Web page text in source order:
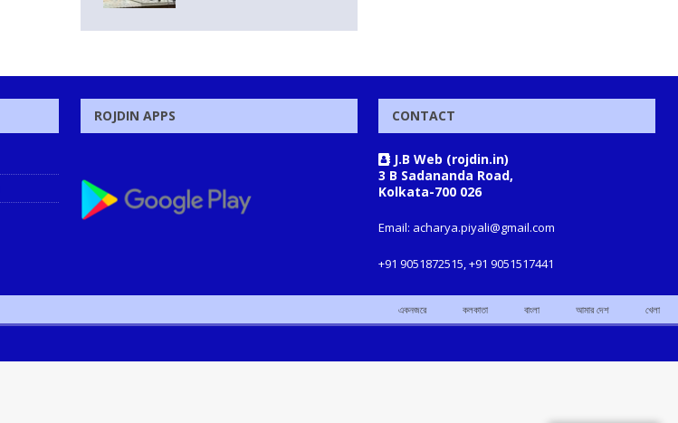
ROJDIN APPS CONTACT
J.B Web (rojdin.in)
3 B Sadananda Road,
Kolkata-700 026
Email: acharya.piyali@gmail.com
+91 9051872515, +91 9051517441
একনজরে কলকাতা বাংলা আমার দেশ খেলা